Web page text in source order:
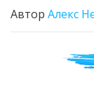
Автор Алекс